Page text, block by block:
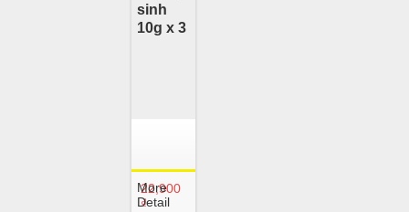
sinh
10g x 3
22,900
₫
More
Detail